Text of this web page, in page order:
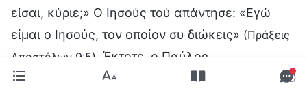
είσαι, κύριε;» Ο Ιησούς τού απάντησε: «Εγώ
είμαι ο Ιησούς, τον οποίον συ διώκεις» (Πράξεις
Αποστόλων 9:5) . Έκτοτε, ο Παύλος
καθυποτασσόταν πολύ περισσότερο. Αν ο